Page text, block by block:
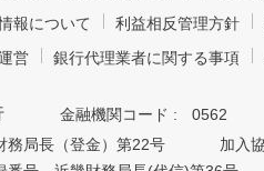
報について
利益相反管理方針
営
銀行代理業者に関する事項
金融機関コード :
0562
務局長（登金）第22号 加入